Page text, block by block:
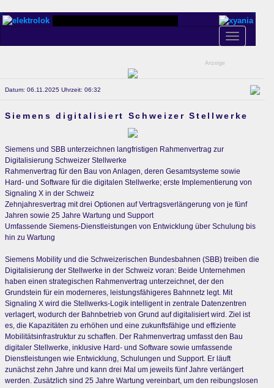
Toggle
navigation
Anzeige
Datum: 06.11.2025 Uhrzeit: 06:32
Siemens digitalisiert Schweizer Stellwerke
Siemens und SBB unterzeichnen langfristigen Rahmenvertrag zur
Digitalisierung Schweizer Stellwerke
Rahmenvertrag für den Bau von Anlagen, deren Gesamtsysteme sowie
Hard- und Software für die digitalen Stellwerke; erste Implementierung von
Signaling X in der Schweiz
Zehnjahresvertrag mit drei Optionen auf Vertragsverlängerung von je fünf
Jahren sowie 25 Jahre Wartung und Support
Umfassende Siemens-Dienstleistungen von Entwicklung über Schulung bis
hin zu Wartung
Siemens Mobility und die Schweizerischen Bundesbahnen (SBB) treiben die
Digitalisierung der Stellwerke in der Schweiz voran: Beide Unternehmen
haben einen strategischen Rahmenvertrag unterzeichnet, der den
Grundstein für ein moderneres, leistungsfähigeres Bahnnetz legt. Mit
Signaling X wird die Stellwerks-Logik intelligent in zentrale Datenzentren
verlagert, wodurch der Bahnbetrieb von Grund auf digitalisiert wird. Ziel ist
es, die Kapazitäten zu erhöhen und eine zukunftsfähige und effiziente
Mobilitätsinfrastruktur zu schaffen. Der Rahmenvertrag umfasst den Bau
digitaler Stellwerke, inklusive Hard- und Software sowie umfassende
Dienstleistungen wie Entwicklung, Schulungen und Support. Er läuft
zunächst zehn Jahre und kann drei Mal um jeweils fünf Jahre verlängert
werden. Zusätzlich sind 25 Jahre Wartung vereinbart, um den reibungslosen